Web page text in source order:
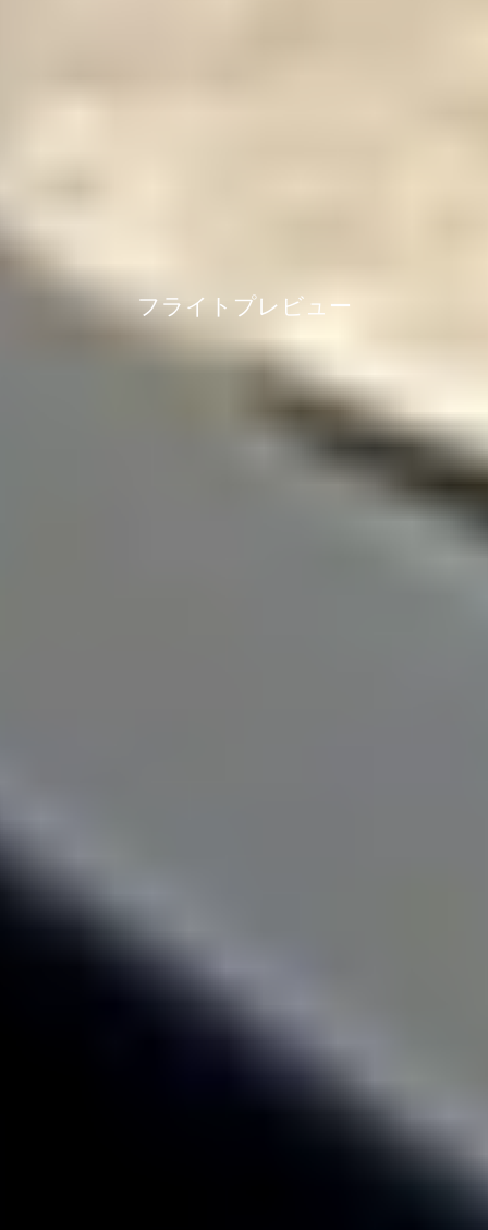
フライトプレビュー